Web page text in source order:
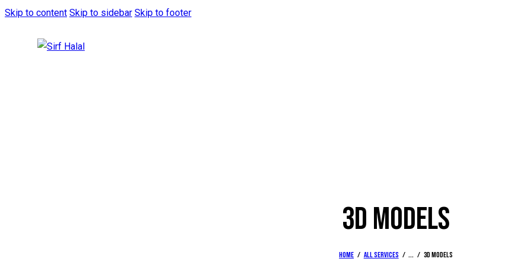
Skip to content Skip to sidebar Skip to footer
3D MODELS
Home All Services ... 3D models